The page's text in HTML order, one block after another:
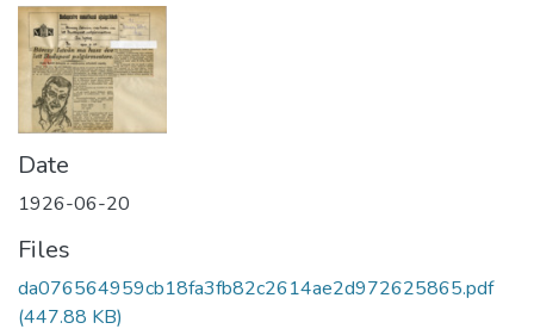
Date
1926-06-20
Files
da076564959cb18fa3fb82c2614ae2d972625865.pdf
(447.88 KB)